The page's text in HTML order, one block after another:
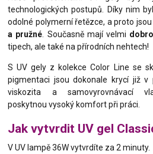
technologických postupů. Díky nim
odolné polymerní řetězce, a proto
a pružné . Současně mají velmi
tipech, ale také na přírodních nehtech!
S UV gely z kolekce Color Line se
pigmentaci jsou dokonale krycí již v
viskozita a samovyrovnávací
poskytnou vysoký komfort při práci.
Jak vytvrdit UV gel
V UV lampě 36W vytvrdíte za 2 minuty.